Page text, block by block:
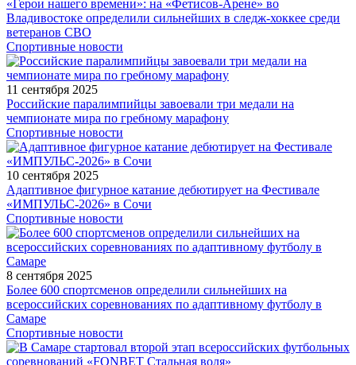
«Герои нашего времени»: на «Фетисов-Арене» во
Владивостоке определили сильнейших в следж-хоккее среди
ветеранов СВО
Спортивные новости
11 сентября 2025
Российские паралимпийцы завоевали три медали на
чемпионате мира по гребному марафону
Спортивные новости
10 сентября 2025
Адаптивное фигурное катание дебютирует на Фестивале
«ИМПУЛЬС-2026» в Сочи
Спортивные новости
8 сентября 2025
Более 600 спортсменов определили сильнейших на
всероссийских соревнованиях по адаптивному футболу в
Самаре
Спортивные новости